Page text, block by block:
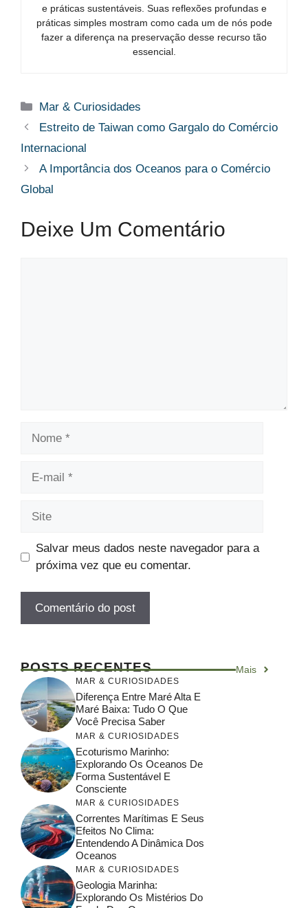
e práticas sustentáveis. Suas reflexões profundas e
práticas simples mostram como cada um de nós pode
fazer a diferença na preservação desse recurso tão
essencial.
Categorias
Mar & Curiosidades
Estreito de Taiwan como Gargalo do Comércio
Internacional
A Importância dos Oceanos para o Comércio
Global
Deixe Um Comentário
Salvar meus dados neste navegador para a
próxima vez que eu comentar.
POSTS RECENTES Mais
MAR & CURIOSIDADES
Diferença Entre Maré Alta E
Maré Baixa: Tudo O Que
Você Precisa Saber
MAR & CURIOSIDADES
Ecoturismo Marinho:
Explorando Os Oceanos De
Forma Sustentável E
Consciente
MAR & CURIOSIDADES
Correntes Marítimas E Seus
Efeitos No Clima:
Entendendo A Dinâmica Dos
Oceanos
MAR & CURIOSIDADES
Geologia Marinha:
Explorando Os Mistérios Do